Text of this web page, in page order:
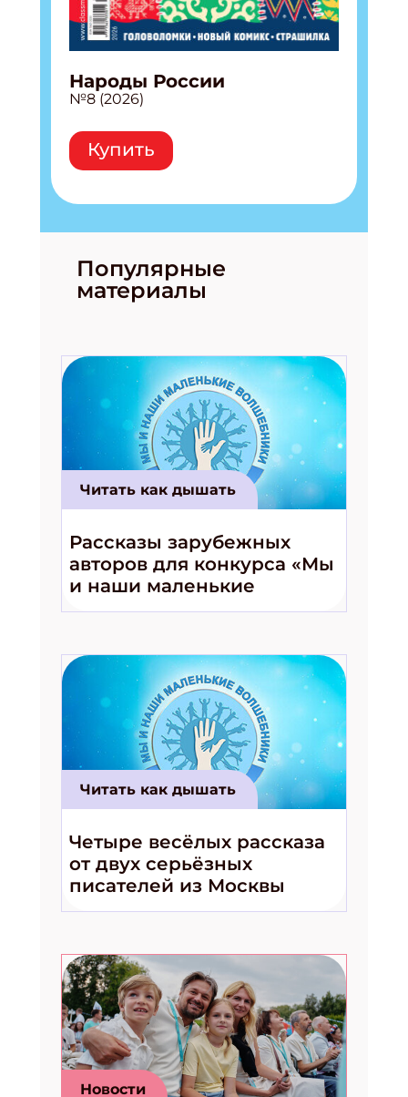
Народы России
№8 (2026)
Купить
Популярные
материалы
Читать как дышать
Рассказы зарубежных
авторов для конкурса «Мы
и наши маленькие
волшебники!»
Читать как дышать
Четыре весёлых рассказа
от двух серьёзных
писателей из Москвы
Новости